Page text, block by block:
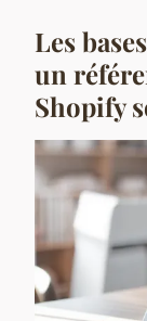
Les
un
Shopify